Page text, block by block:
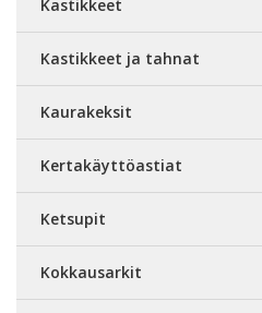
Kastikkeet
Kastikkeet ja tahnat
Kaurakeksit
Kertakäyttöastiat
Ketsupit
Kokkausarkit